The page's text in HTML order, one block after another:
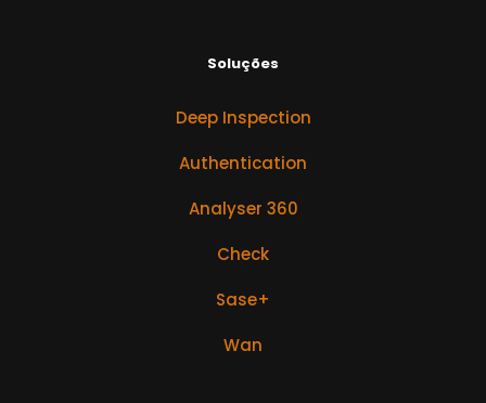
Soluções
Deep Inspection
Authentication
Analyser 360
Check
Sase+
Wan